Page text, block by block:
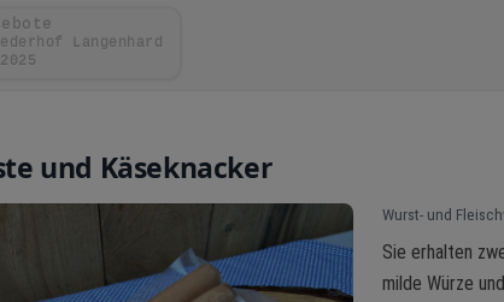
Langenhard
und Käseknacker
Wurst- und
Sie erhalten
milde Würze